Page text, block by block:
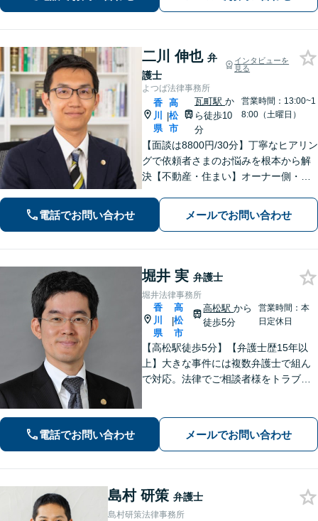
士のフットワークで、依頼者の方の多
二川 伸也 弁
護士
インタビューを
見る
よつば法律事務所
香
川
県
|
高
松
市
瓦町駅 か
ら徒歩10
分
営業時間：13:00~1
8:00（土曜日）
【面談は8800円/30分】丁寧なヒアリン
グで依頼者さまのお悩みを根本から解
決【不動産・住まい】オーナー側・借
遺言】他士業との連携でスピーディー
に解決します【夜間・休日相談可】
電話でお問い合わせ メールでお問い合わせ
堀井 実 弁護士
堀井法律事務所
香
川
県
|
高
松
市
高松駅から
徒歩5分
営業時間：本
日定休日
【高松駅徒歩5分】【弁護士歴15年以
上】大きな事件には複数弁護士で組ん
で対応。法律でご相談者様をトラブル
人として、誠心誠意ご対応します。お
気軽にご連絡ください。
電話でお問い合わせ メールでお問い合わせ
島村 研策 弁護士
島村研策法律事務所